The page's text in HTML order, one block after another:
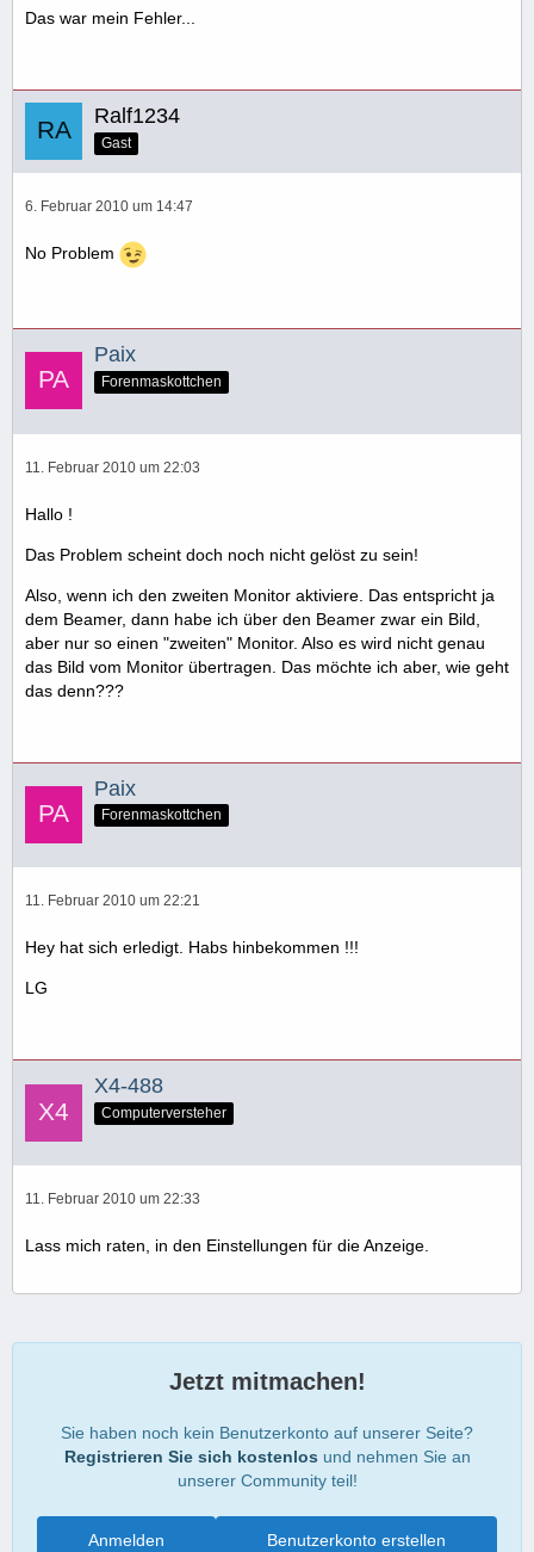
Das war mein Fehler...
Ralf1234
Gast
6. Februar 2010 um 14:47
No Problem
Paix
Forenmaskottchen
11. Februar 2010 um 22:03
Hallo !
Das Problem scheint doch noch nicht gelöst zu sein!
Also, wenn ich den zweiten Monitor aktiviere. Das entspricht ja
dem Beamer, dann habe ich über den Beamer zwar ein Bild,
aber nur so einen "zweiten" Monitor. Also es wird nicht genau
das Bild vom Monitor übertragen. Das möchte ich aber, wie geht
das denn???
Paix
Forenmaskottchen
11. Februar 2010 um 22:21
Hey hat sich erledigt. Habs hinbekommen !!!
LG
X4-488
Computerversteher
11. Februar 2010 um 22:33
Lass mich raten, in den Einstellungen für die Anzeige.
Jetzt mitmachen!
Sie haben noch kein Benutzerkonto auf unserer Seite?
Registrieren Sie sich kostenlos und nehmen Sie an
unserer Community teil!
Benutzerkonto erstellen
Anmelden